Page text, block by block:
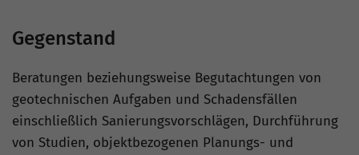
Gegenstand
Beratungen beziehungsweise Begutachtungen von
geotechnischen Aufgaben und Schadensfällen
einschließlich Sanierungsvorschlägen, Durchführung
von Studien, objektbezogenen Planungs- und